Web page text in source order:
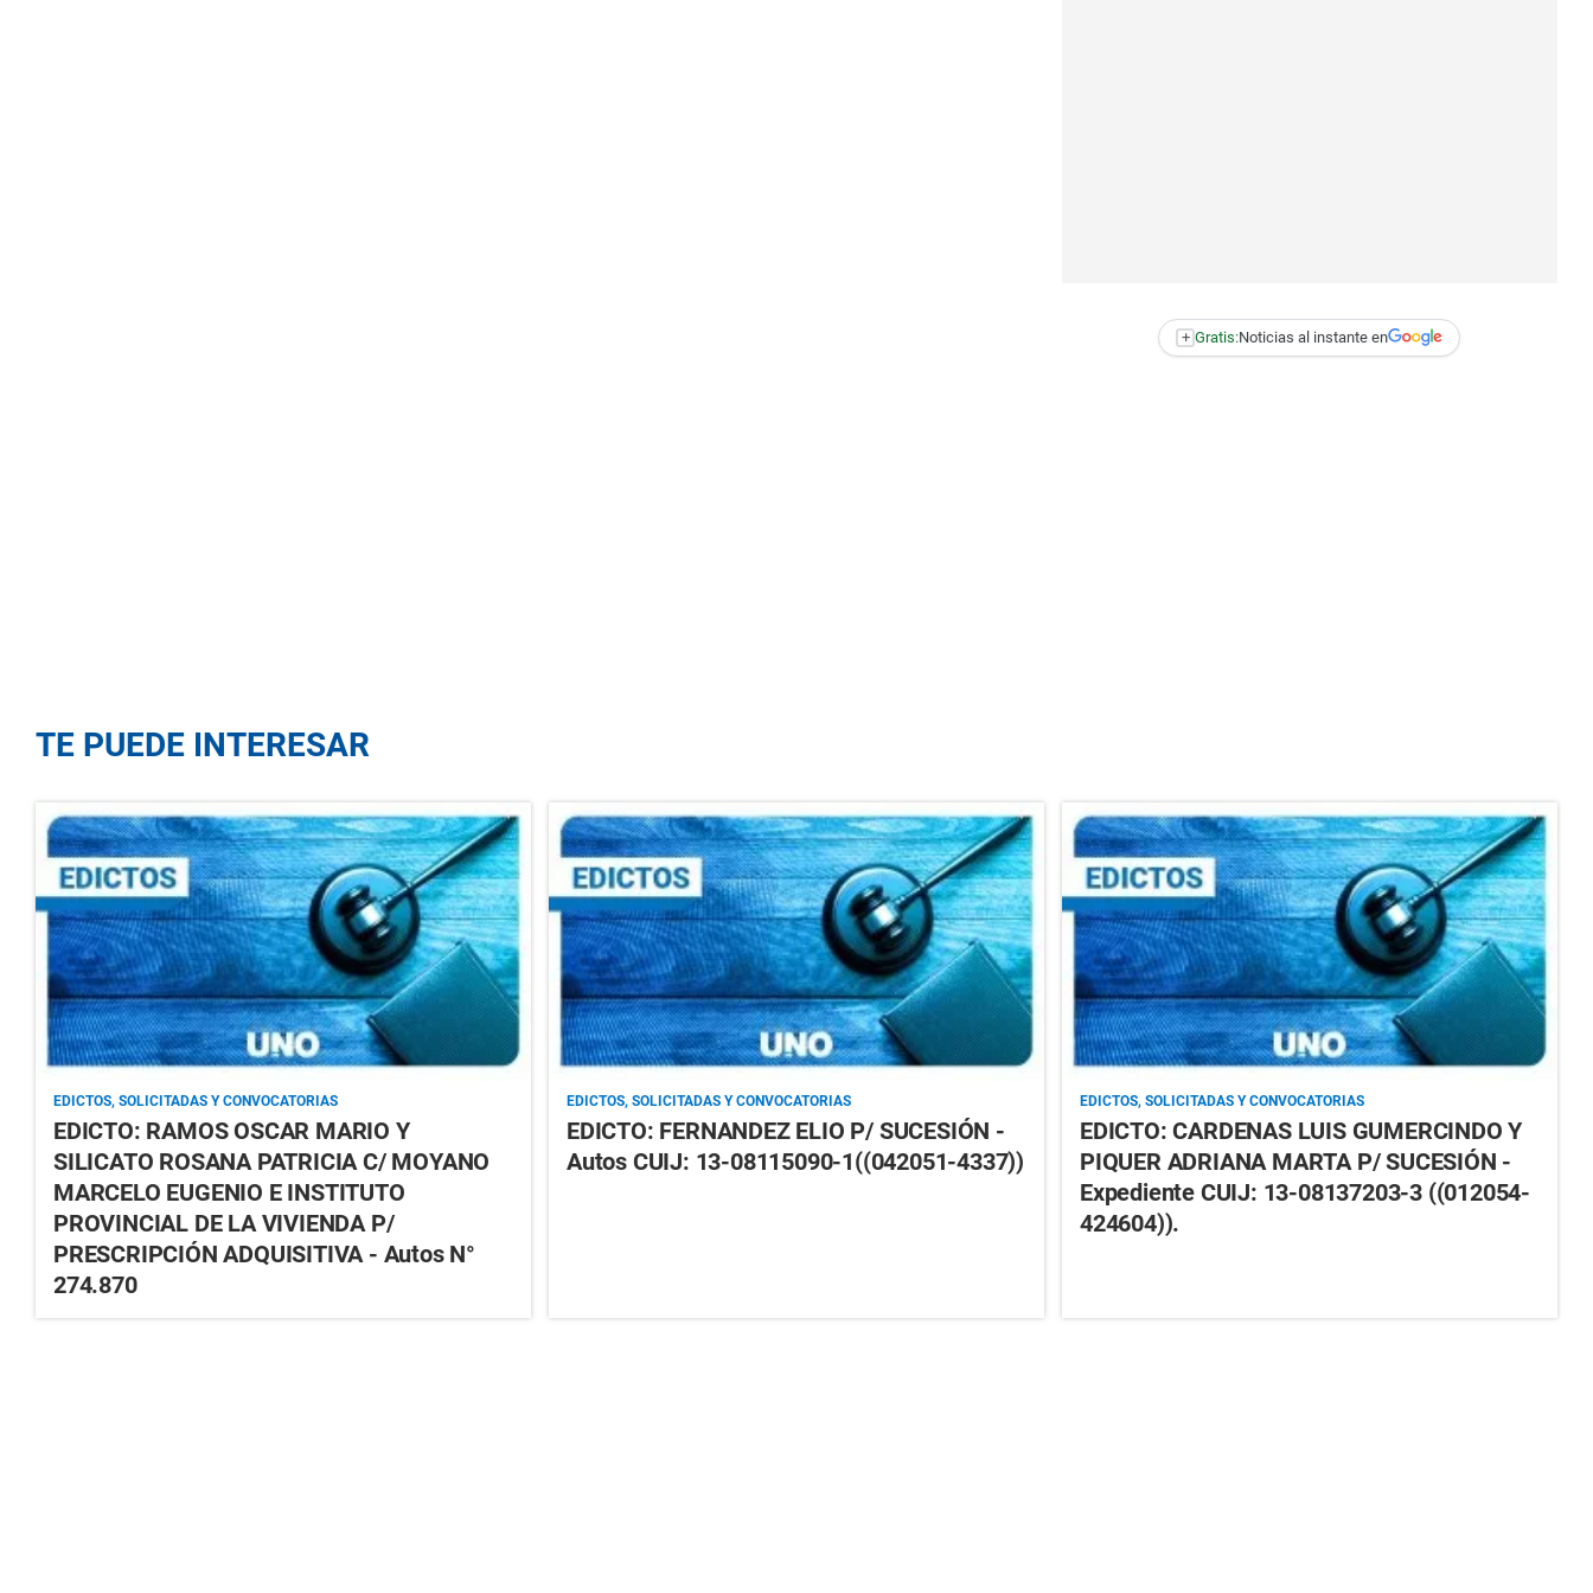
+ Gratis:Noticias al instante en
TE PUEDE INTERESAR
EDICTOS, SOLICITADAS Y CONVOCATORIAS
EDICTO: RAMOS OSCAR MARIO Y
SILICATO ROSANA PATRICIA C/ MOYANO
MARCELO EUGENIO E INSTITUTO
PROVINCIAL DE LA VIVIENDA P/
PRESCRIPCIÓN ADQUISITIVA - Autos N°
274.870
EDICTOS, SOLICITADAS Y CONVOCATORIAS
EDICTO: FERNANDEZ ELIO P/ SUCESIÓN -
Autos CUIJ: 13-08115090-1((042051-4337))
EDICTOS, SOLICITADAS Y CONVOCATORIAS
EDICTO: CARDENAS LUIS GUMERCINDO Y
PIQUER ADRIANA MARTA P/ SUCESIÓN -
Expediente CUIJ: 13-08137203-3 ((012054-
424604)).